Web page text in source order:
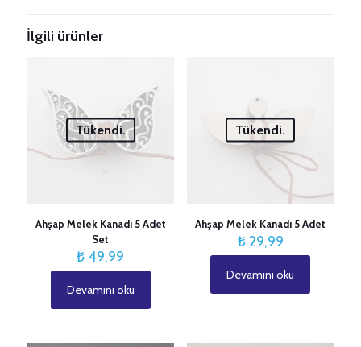
yapan ilk kişi siz olun
Derecelendirmeniz
1/5
yıldız
2/5
yıldız
4/5
yıldız
5/5
yıldız
İsim*
İlgili ürünler
Tükendi.
Ahşap Melek Kanadı 5 Adet
Set
₺ 49,99
Devamını oku
Tükendi.
Ahşap Melek Kanadı 5 Adet
₺29,99
Devamını oku